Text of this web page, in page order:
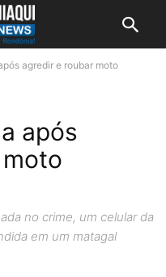
agredir e roubar moto
após
no crime, um celular da
em um matagal